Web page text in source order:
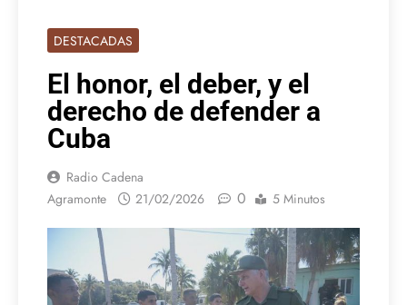
DESTACADAS
El honor, el deber, y el
derecho de defender a
Cuba
Radio Cadena
Agramonte
21/02/2026 0 5 Minutos